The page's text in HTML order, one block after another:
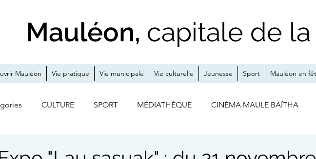
Mauléon, capitale de
Mauléon Vie pratique Vie municipale Vie culturelle Jeunesse Sport Mauléon en
CULTURE SPORT MÉDIATHÈQUE CINÉMA MAULE BAÏTHA